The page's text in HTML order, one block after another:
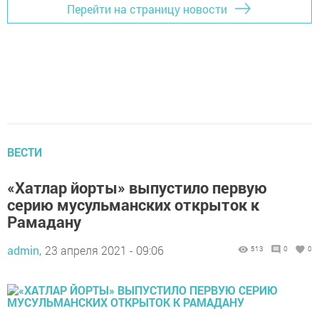
Перейти на страницу новости
ВЕСТИ
«Хатлар йорты» выпустило первую
серию мусульманских открыток к
Рамадану
admin, 23 апреля 2021 - 09:06 513 0 0